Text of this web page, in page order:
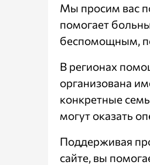
Мы просим вас
помогает
беспомощным,
В регионах
организована
конкретные
могут оказать
Поддерживая
сайте, вы